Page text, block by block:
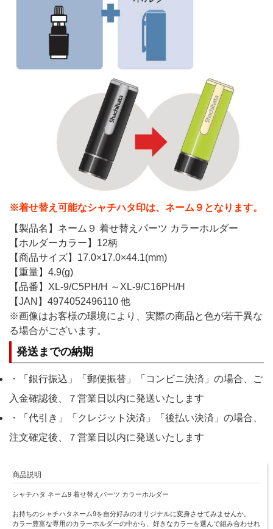
※着せ替え可能なシャチハタ印は、ネーム９となります。
【製品名】ネーム９ 着せ替えパーツ カラーホルダー
【ホルダーカラー】12柄
【商品サイズ】17.0×17.0×44.1(mm)
【重量】4.9(g)
【品番】XL-9/C5PH/H ～XL-9/C16PH/H
【JAN】4974052496110 他
※画像はお客様の環境により、実際の商品と色が若干異な
る場合がございます。
発送までの納期
・「銀行振込」「郵便振替」「コンビニ決済」の場合、ご
入金確認後、７営業日以内に発送いたします
・「代引き」「クレジット決済」「後払い決済」の場合、
注文確定後、７営業日以内に発送いたします
商品説明
シャチハタ ネーム9 着せ替えパーツ カラーホルダー
お持ちのシャチハタネーム9を自分好みのオリジナルに変身させてみませんか。
カラー豊富な専用のカラーホルダーの中から、好きなカラーを選んで組み合わせれ